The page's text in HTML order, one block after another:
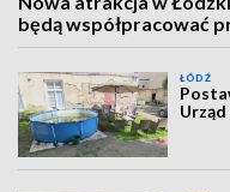
będą współpracować
ŁÓDŹ